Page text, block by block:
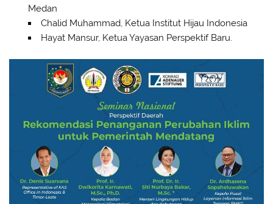
Medan
Chalid Muhammad, Ketua Institut Hijau Indonesia
Hayat Mansur, Ketua Yayasan Perspektif Baru.